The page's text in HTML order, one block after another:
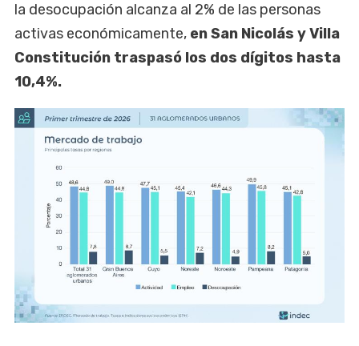
la desocupación alcanza al 2% de las personas
activas económicamente, en San Nicolás y Villa
Constitución traspasó los dos dígitos hasta
10,4%.